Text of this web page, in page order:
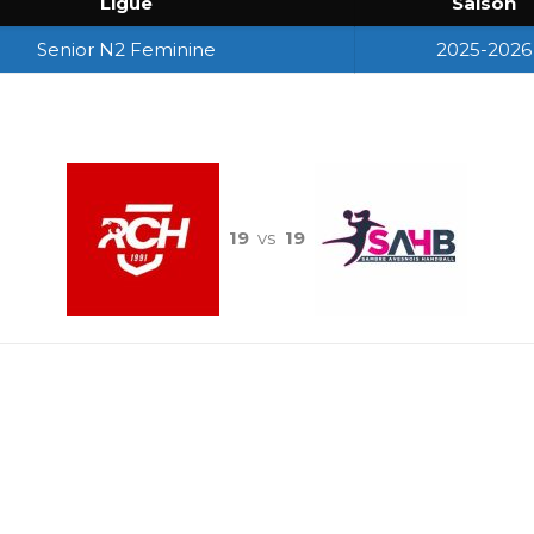
Senior N2 Feminine 2025-2026
19 vs 19